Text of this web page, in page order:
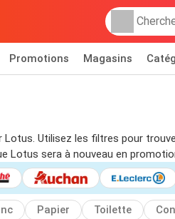
Promotions Magasins
Utilisez les filtres pour
Lotus sera à nouveau en
Papier Toilette